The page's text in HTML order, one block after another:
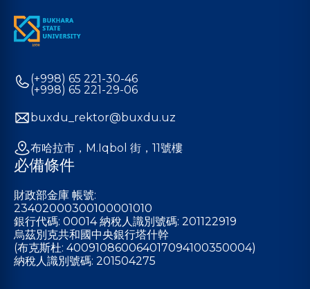
(+998) 65 221-30-46
(+998) 65 221-29-06
buxdu_rektor@buxdu.uz
布哈拉市，M.Iqbol 街，11號樓
必備條件
財政部金庫 帳號:
23402000300100001010
銀行代碼: 00014 納稅人識別號碼: 201122919
烏茲別克共和國中央銀行塔什幹
(布克斯杜: 400910860064017094100350004)
納稅人識別號碼: 201504275